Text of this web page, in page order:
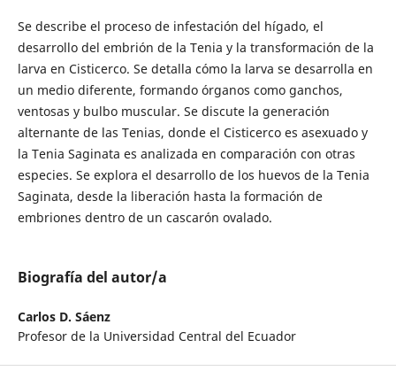
Se describe el proceso de infestación del hígado, el
desarrollo del embrión de la Tenia y la transformación de la
larva en Cisticerco. Se detalla cómo la larva se desarrolla en
un medio diferente, formando órganos como ganchos,
ventosas y bulbo muscular. Se discute la generación
alternante de las Tenias, donde el Cisticerco es asexuado y
la Tenia Saginata es analizada en comparación con otras
especies. Se explora el desarrollo de los huevos de la Tenia
Saginata, desde la liberación hasta la formación de
embriones dentro de un cascarón ovalado.
Biografía del autor/a
Carlos D. Sáenz
Profesor de la Universidad Central del Ecuador